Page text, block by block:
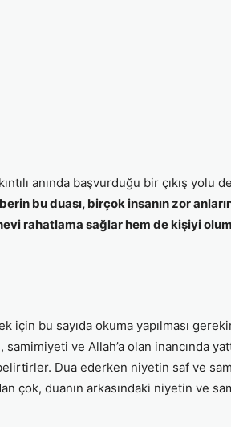
anında başvurduğu bir çıkış yolu
bu duası, birçok insanın zor
rahatlama sağlar hem de kişiyi
için bu sayıda okuma yapılması
ve Allah’a olan inancında
Dua ederken niyetin saf ve
çok, duanın arkasındaki niyetin ve